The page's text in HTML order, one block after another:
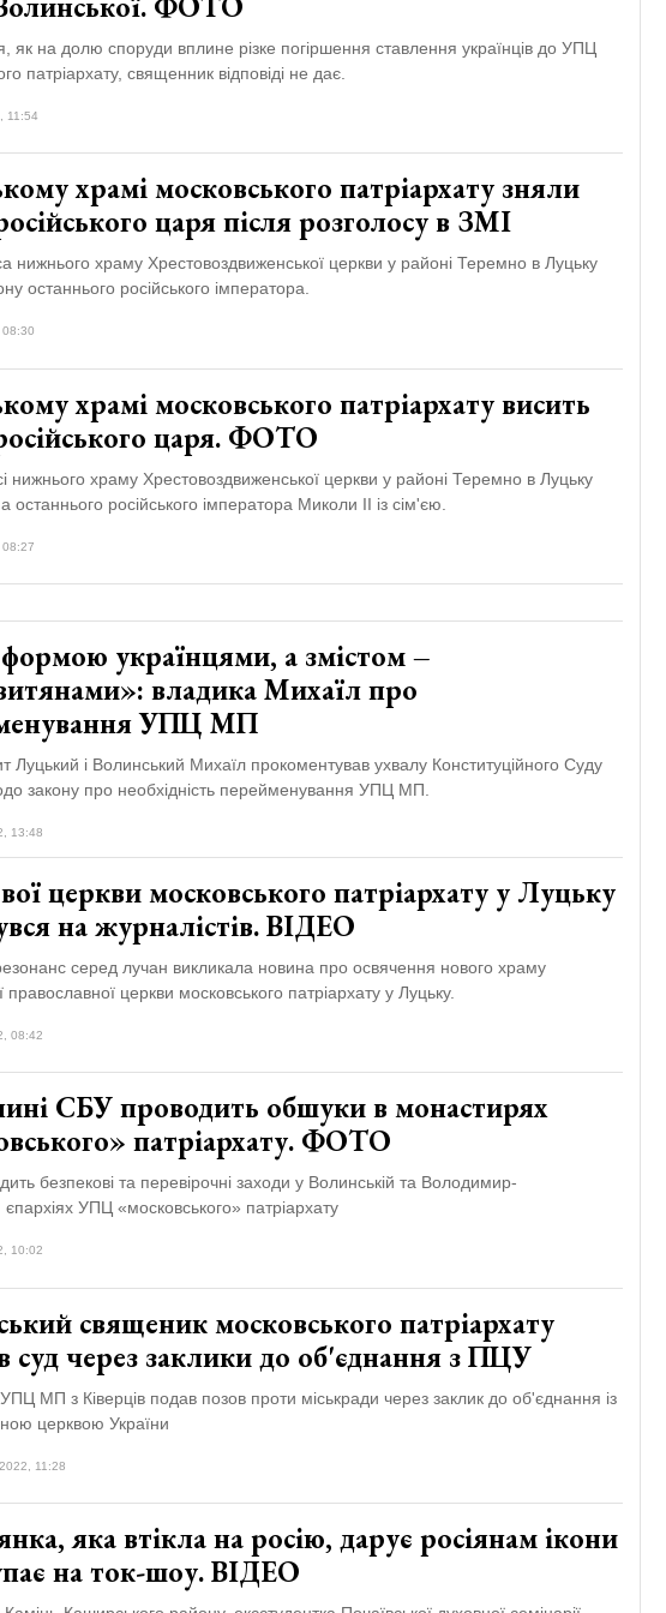
як на долю споруди вплине різке погіршення ставлення українців до УПЦ
патріархату, священник відповіді не дає.
11:54
храмі московського патріархату зняли
царя після розголосу в ЗМІ
нижнього храму Хрестовоздвиженської церкви у районі Теремно в Луцьку
останнього російського імператора.
08:30
храмі московського патріархату висить
царя. ФОТО
нижнього храму Хрестовоздвиженської церкви у районі Теремно в Луцьку
останнього російського імператора Миколи ІІ із сім'єю.
08:27
українцями, а змістом –
владика Михаїл про
УПЦ МП
Луцький і Волинський Михаїл прокоментував ухвалу Конституційного Суду
закону про необхідність перейменування УПЦ МП.
13:48
церкви московського патріархату у Луцьку
на журналістів. ВІДЕО
серед лучан викликала новина про освячення нового храму
православної церкви московського патріархату у Луцьку.
08:42
СБУ проводить обшуки в монастирях
патріархату. ФОТО
безпекові та перевірочні заходи у Волинській та Володимир-
єпархіях УПЦ «московського» патріархату
10:02
священик московського патріархату
суд через заклики до об'єднання з ПЦУ
МП з Ківерців подав позов проти міськради через заклик до об'єднання із
церквою України
11:28
яка втікла на росію, дарує росіянам ікони
на ток-шоу. ВІДЕО